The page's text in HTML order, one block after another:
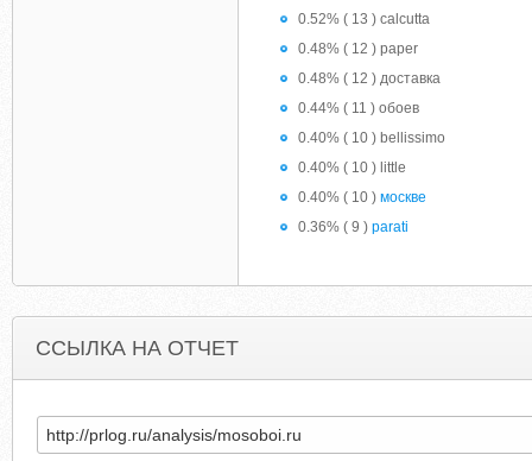
0.52% ( 13 ) calcutta
0.48% ( 12 ) paper
0.48% ( 12 ) доставка
0.44% ( 11 ) обоев
0.40% ( 10 ) bellissimo
0.40% ( 10 ) little
0.40% ( 10 ) москве
0.36% ( 9 ) parati
ССЫЛКА НА ОТЧЕТ